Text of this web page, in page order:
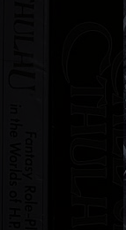
Start Rules